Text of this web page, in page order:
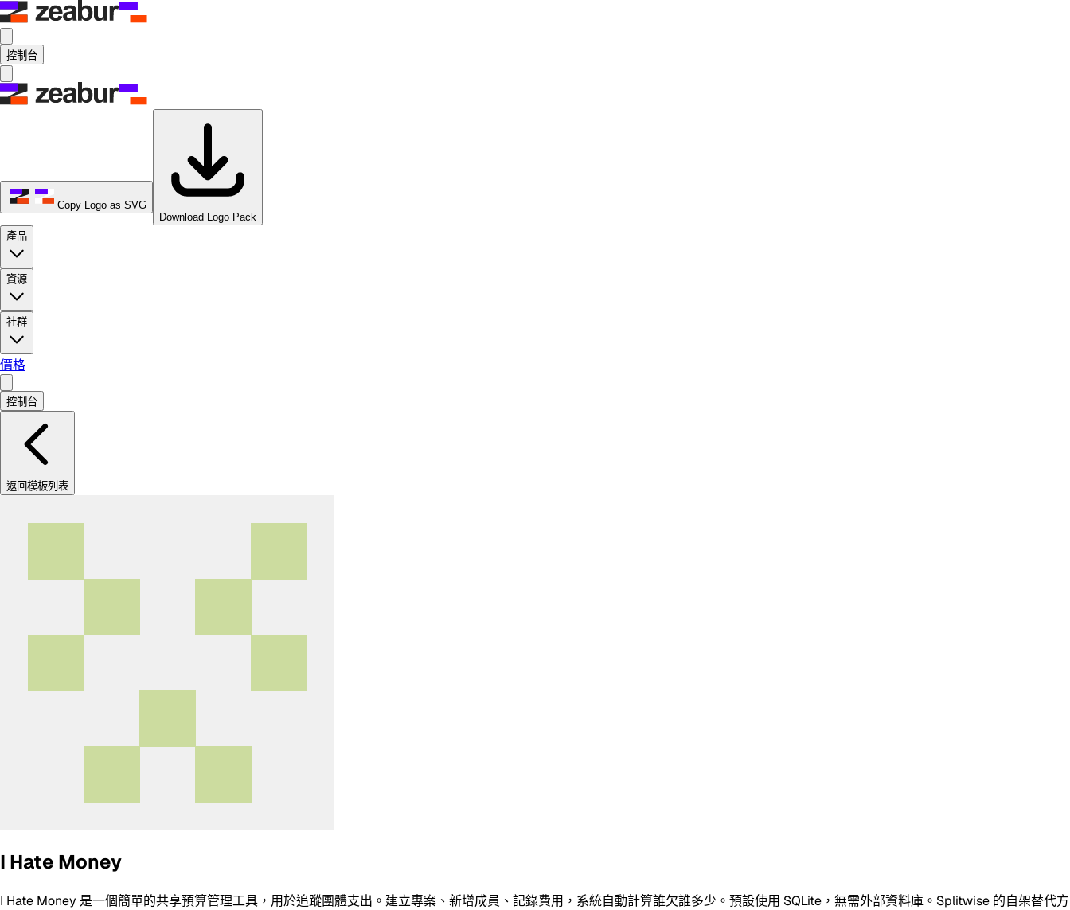
控制台
Copy Logo as SVG
Download Logo Pack
產品
資源
社群
價格
控制台
返回模板列表
I Hate Money
I Hate Money 是一個簡單的共享預算管理工具，用於追蹤團體支出。建立專案、新增成員、記錄費用，系統自動計算誰欠誰多少。預設使用 SQLite，無需外部資料庫。Splitwise 的自架替代方